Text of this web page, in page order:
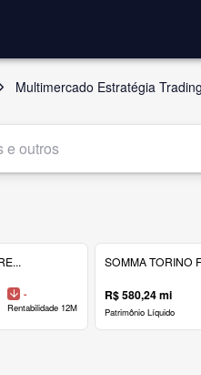
Multimercado Estratégia Trading
-
Rentabilidade 12M
SOMMA TORINO
R$ 580,24 mi
Patrimônio Líquido